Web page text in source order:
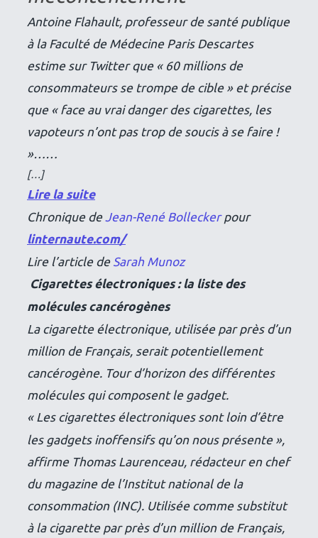
Antoine Flahault, professeur de santé publique
à la Faculté de Médecine Paris Descartes
estime sur Twitter que « 60 millions de
consommateurs se trompe de cible » et précise
que « face au vrai danger des cigarettes, les
vapoteurs n’ont pas trop de soucis à se faire !
»……
[…]
Lire la suite
Chronique deJean-René Bolleckerpour
linternaute.com/
Lire l’article deSarah Munoz
Cigarettes électroniques : la liste des
molécules cancérogènes
La cigarette électronique, utilisée par près d’un
million de Français, serait potentiellement
cancérogène. Tour d’horizon des différentes
molécules qui composent le gadget.
« Les cigarettes électroniques sont loin d’être
les gadgets inoffensifs qu’on nous présente »,
affirme Thomas Laurenceau, rédacteur en chef
du magazine de l’Institut national de la
consommation (INC). Utilisée comme substitut
à la cigarette par près d’un million de Français,